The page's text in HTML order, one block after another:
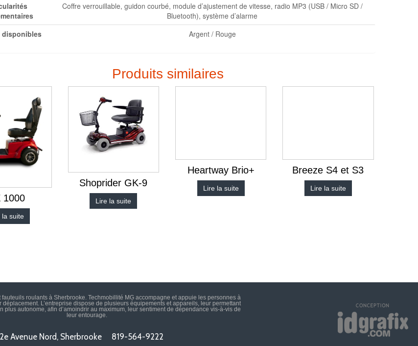
Coffre verrouillable, guidon courbé, module d’ajustement de vitesse, radio MP3 (USB / Micro SD /
Bluetooth), système d’alarme
disponibles
Argent / Rouge
Produits similaires
1000
la suite
Shoprider GK-9
Lire la suite
Heartway Brio+
Lire la suite
Breeze S4 et S3
Lire la suite
roulants à Sherbrooke. Techmobillité MG accompagne et appuie les personnes à
L’entreprise dispose de plusieurs équipements et appareils, leur permettant
plus autonome, afin d’amoindrir au maximum, leur sentiment de dépendance vis-à-vis de
leur entourage.
Avenue Nord, Sherbrooke 819-564-9222